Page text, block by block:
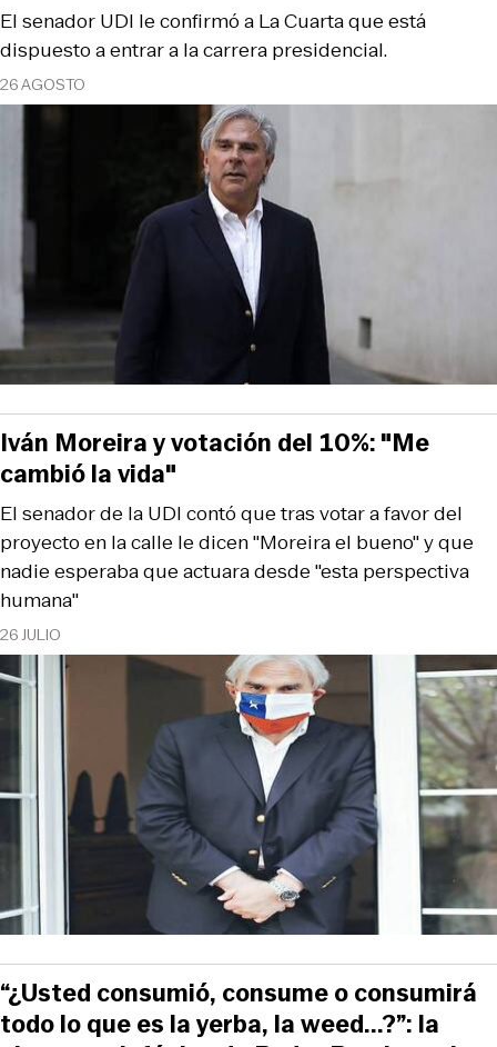
26 AGOSTO
El senador UDI le confirmó a La Cuarta que está
dispuesto a entrar a la carrera presidencial.
26 JULIO
El senador de la UDI contó que tras votar a favor del
proyecto en la calle le dicen "Moreira el bueno" y que
nadie esperaba que actuara desde "esta perspectiva
humana"
Iván Moreira y votación del 10%: "Me
cambió la vida"
“¿Usted consumió, consume o consumirá
todo lo que es la yerba, la weed...?”: la